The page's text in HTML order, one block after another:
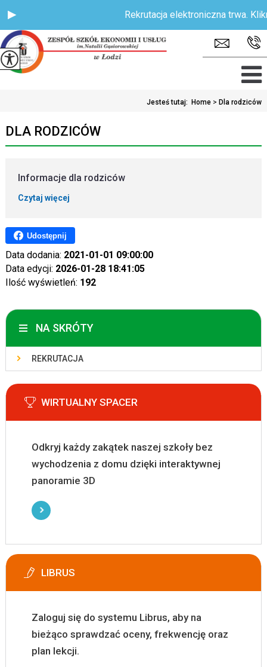
Rekrutacja elektroniczna trwa.
Jesteś tutaj: Home > Dla rodziców
DLA RODZICÓW
Informacje dla rodziców
Czytaj więcej
Udostępnij
Data dodania: 2021-01-01 09:00:00
Data edycji: 2026-01-28 18:41:05
Ilość wyświetleń: 192
NA SKRÓTY
REKRUTACJA
WIRTUALNY SPACER
Odkryj każdy zakątek naszej szkoły bez
wychodzenia z domu dzięki interaktywnej
panoramie 3D
LIBRUS
Zaloguj się do systemu Librus, aby na
bieżąco sprawdzać oceny, frekwencję oraz
plan lekcji.